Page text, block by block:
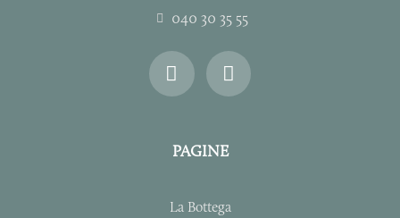
040 30 35 55
I
n
s
a
g
a
F
a
c
b
o
k
PAGINE
La Bottega